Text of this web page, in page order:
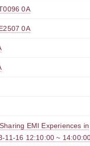
0A
0A
EMI Experiences in
16 12:10:00 ~ 14:00:00